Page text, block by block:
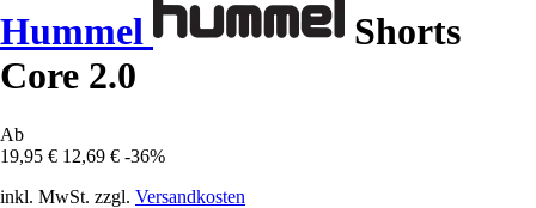
Hummel
Shorts
Core 2.0
Ab
19,95 € 12,69 € -36%
inkl. MwSt. zzgl. Versandkosten